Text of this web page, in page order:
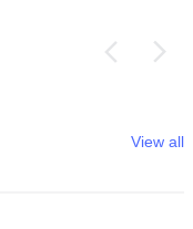
View all